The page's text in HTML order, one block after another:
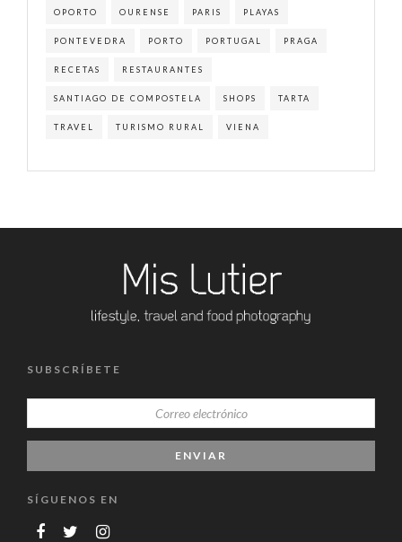
OPORTO OURENSE PARIS PLAYAS
PONTEVEDRA PORTO PORTUGAL PRAGA
RECETAS RESTAURANTES
SANTIAGO DE COMPOSTELA SHOPS TARTA
TRAVEL TURISMO RURAL VIENA
SUBSCRÍBETE
SÍGUENOS EN